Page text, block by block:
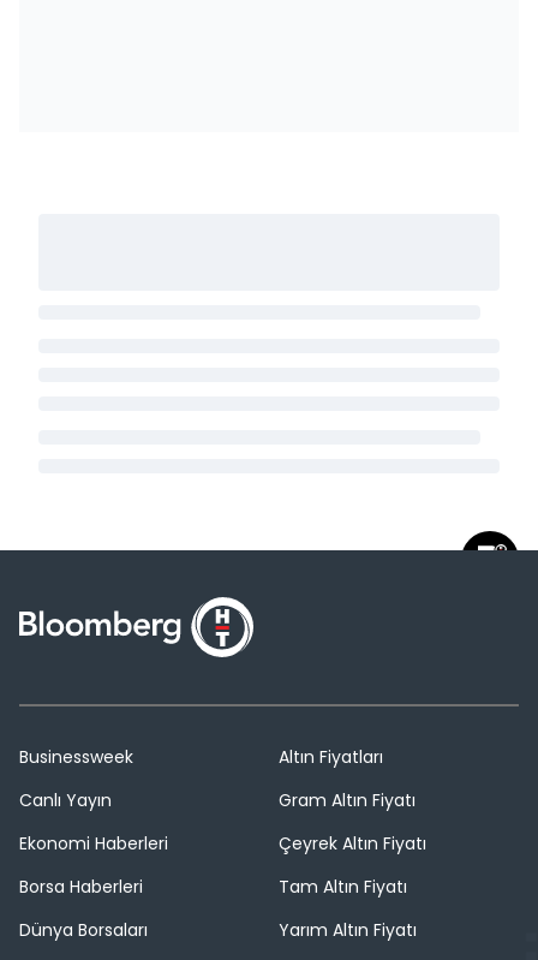
Businessweek
Canlı Yayın
Ekonomi Haberleri
Borsa Haberleri
Dünya Borsaları
Altın Fiyatları
Gram Altın Fiyatı
Çeyrek Altın Fiyatı
Tam Altın Fiyatı
Yarım Altın Fiyatı